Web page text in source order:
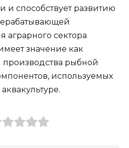
и способствует развитию
аграрного сектора
значение как
рыбной
используемых